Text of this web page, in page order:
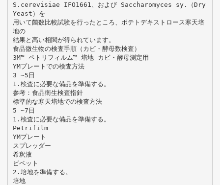
S.cerevisiae IFO1661、および Saccharomyces sy.（Dry
Yeast）を
用いて菌数比較試験を行ったところ、ポテトデキストロース寒天培
地の
結果と高い相関が得られています。
食品微生物の検査手順（カビ・酵母数検査）
3M™ ペトリフィルム™ 培地 カビ・酵母測定用
YMプレートでの検査方法
3 ∼5日
1.検査に必要な備品を準備する。
参考：食品衛生検査指針
標準的な寒天培地での検査方法
5 ∼7日
1.検査に必要な備品を準備する。
Petrifilm
YMプレート
スプレッダー
希釈液
ピペット
2.培地を準備する。
培地